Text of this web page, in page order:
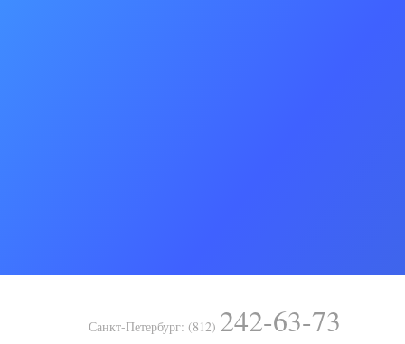
Санкт-Петербург: (812) 242-63-73